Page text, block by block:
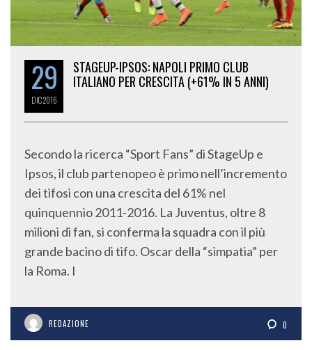
29
DIC2016
STAGEUP-IPSOS: NAPOLI PRIMO CLUB
ITALIANO PER CRESCITA (+61% IN 5 ANNI)
Secondo la ricerca “Sport Fans” di StageUp e
Ipsos, il club partenopeo è primo nell’incremento
dei tifosi con una crescita del 61% nel
quinquennio 2011-2016. La Juventus, oltre 8
milioni di fan, si conferma la squadra con il più
grande bacino di tifo. Oscar della “simpatia” per
la Roma. I
REDAZIONE 0